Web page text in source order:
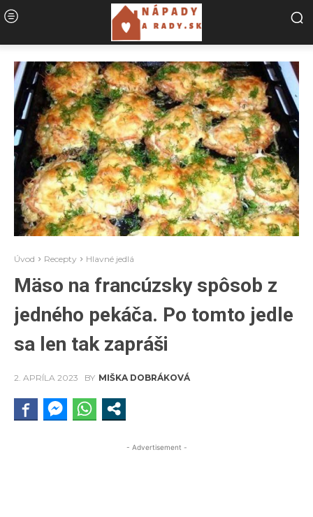
Úvod Recepty Hlavné jedlá
Mäso na francúzsky spôsob z
jedného pekáča. Po tomto jedle
sa len tak zapráši
2. APRÍLA 2023 BY MIŠKA DOBRÁKOVÁ
- Advertisement -